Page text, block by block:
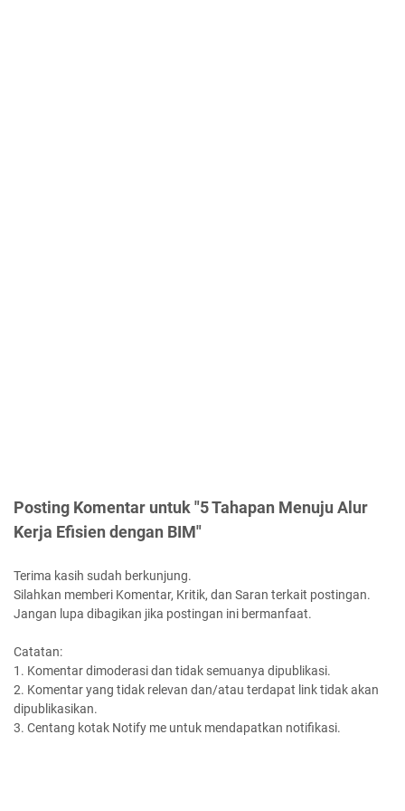
Posting Komentar untuk "5 Tahapan Menuju Alur
Kerja Efisien dengan BIM"
Terima kasih sudah berkunjung.
Silahkan memberi Komentar, Kritik, dan Saran terkait postingan.
Jangan lupa dibagikan jika postingan ini bermanfaat.
Catatan:
1. Komentar dimoderasi dan tidak semuanya dipublikasi.
2. Komentar yang tidak relevan dan/atau terdapat link tidak akan
dipublikasikan.
3. Centang kotak Notify me untuk mendapatkan notifikasi.